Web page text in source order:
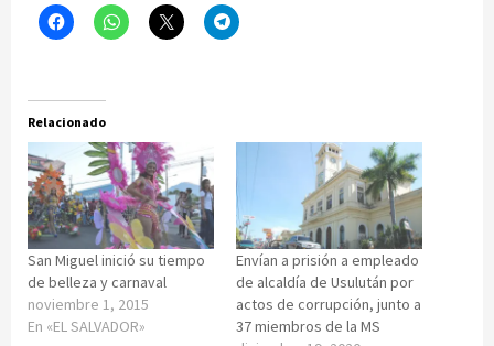
Relacionado
San Miguel inició su tiempo
de belleza y carnaval
noviembre 1, 2015
En «EL SALVADOR»
Envían a prisión a empleado
de alcaldía de Usulután por
actos de corrupción, junto a
37 miembros de la MS